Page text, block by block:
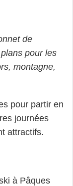
o
de
pour les
montagne,
pour partir en
journées
attractifs.
à Pâques